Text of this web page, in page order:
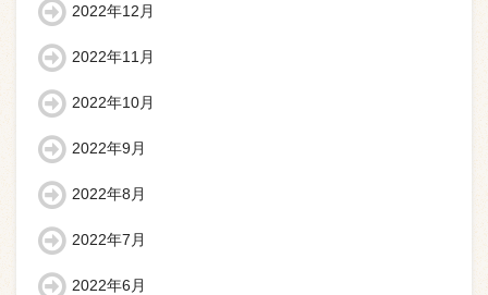
2022年12月
2022年11月
2022年10月
2022年9月
2022年8月
2022年7月
2022年6月